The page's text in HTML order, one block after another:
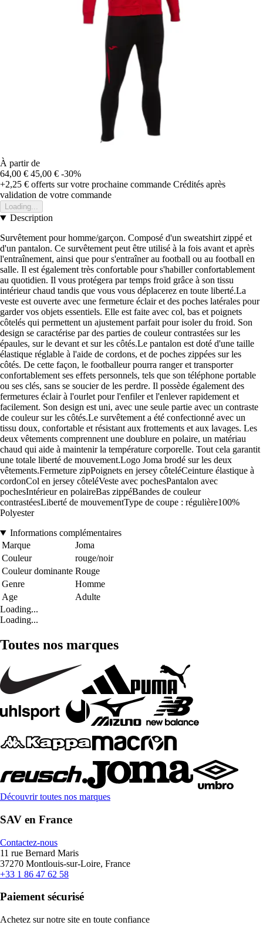
À partir de
64,00 € 45,00 € -30%
+2,25 € offerts sur votre prochaine commande Crédités après
validation de votre commande
Loading...
Description
Survêtement pour homme/garçon. Composé d'un sweatshirt zippé et
d'un pantalon. Ce survêtement peut être utilisé à la fois avant et après
l'entraînement, ainsi que pour s'entraîner au football ou au football en
salle. Il est également très confortable pour s'habiller confortablement
au quotidien. Il vous protégera par temps froid grâce à son tissu
intérieur chaud tandis que vous vous déplacerez en toute liberté.La
veste est ouverte avec une fermeture éclair et des poches latérales pour
garder vos objets essentiels. Elle est faite avec col, bas et poignets
côtelés qui permettent un ajustement parfait pour isoler du froid. Son
design se caractérise par des parties de couleur contrastées sur les
épaules, sur le devant et sur les côtés.Le pantalon est doté d'une taille
élastique réglable à l'aide de cordons, et de poches zippées sur les
côtés. De cette façon, le footballeur pourra ranger et transporter
confortablement ses effets personnels, tels que son téléphone portable
ou ses clés, sans se soucier de les perdre. Il possède également des
fermetures éclair à l'ourlet pour l'enfiler et l'enlever rapidement et
facilement. Son design est uni, avec une seule partie avec un contraste
de couleur sur les côtés.Le survêtement a été confectionné avec un
tissu doux, confortable et résistant aux frottements et aux lavages. Les
deux vêtements comprennent une doublure en polaire, un matériau
chaud qui aide à maintenir la température corporelle. Tout cela garantit
une totale liberté de mouvement.Logo Joma brodé sur les deux
vêtements.Fermeture zipPoignets en jersey côteléCeinture élastique à
cordonCol en jersey côteléVeste avec pochesPantalon avec
pochesIntérieur en polaireBas zippéBandes de couleur
contrastéesLiberté de mouvementType de coupe : régulière100%
Polyester
Informations complémentaires
Marque
Joma
Couleur
rouge/noir
Couleur dominante Rouge
Genre
Homme
Age
Adulte
Loading...
Loading...
Toutes nos marques
Découvrir toutes nos marques
SAV en France
Contactez-nous
11 rue Bernard Maris
37270 Montlouis-sur-Loire, France
+33 1 86 47 62 58
Paiement sécurisé
Achetez sur notre site en toute confiance